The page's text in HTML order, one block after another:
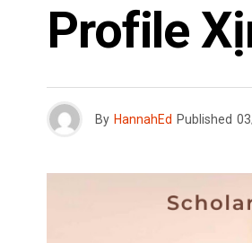
Profile
By HannahEd Published